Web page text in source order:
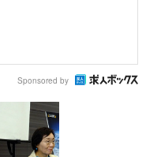
Sponsored by